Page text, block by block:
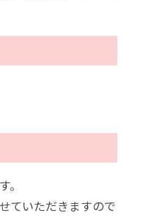
ていただきますので